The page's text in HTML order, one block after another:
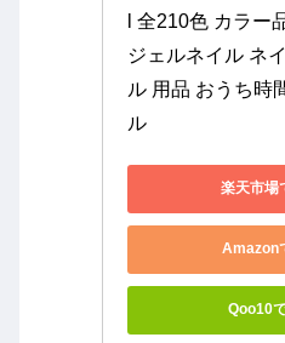
l 全210色 カラー
ジェルネイル ネ
ル 用品 おうち時
ル
楽天市場
Amazon
Qoo10